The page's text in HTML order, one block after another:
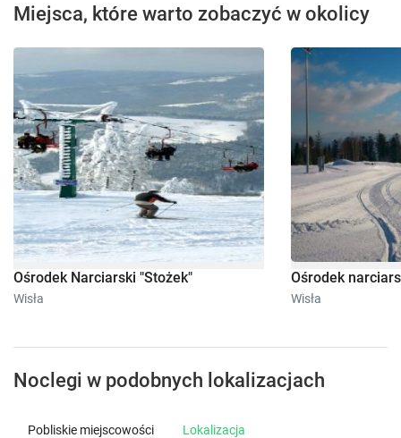
Miejsca, które warto zobaczyć w okolicy
Ośrodek Narciarski "Stożek"
Wisła
Ośrodek
Wisła
Noclegi w podobnych lokalizacjach
Pobliskie miejscowości Lokalizacja